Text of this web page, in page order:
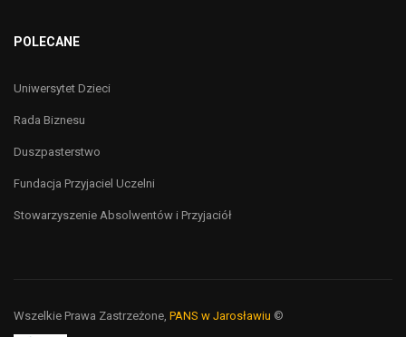
POLECANE
Uniwersytet Dzieci
Rada Biznesu
Duszpasterstwo
Fundacja Przyjaciel Uczelni
Stowarzyszenie Absolwentów i Przyjaciół
Wszelkie Prawa Zastrzeżone, PANS w Jarosławiu ©